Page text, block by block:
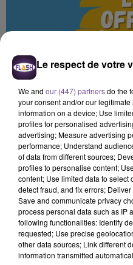
Une structure
de mineurs basée
un agent de
Une structure spécialisée
Guéret recherche un agent
Le respect de votre
We and our (447) partnersdo the
your consent and/or our
information on a device; Use
profiles for personalised
advertising; Measure advertising
performance; Understand
of data from different sources;
profiles to personalise content;
content; Use limited data to select
detect fraud, and fix errors;
Save and communicate privacy
process personal data such as IP
following functionalities: Identify
requested; Use precise
other data sources; Link different
information transmitted